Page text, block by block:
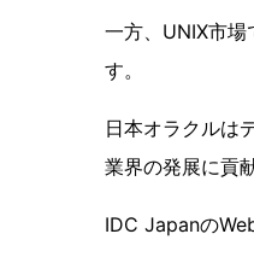
一方、UNIX市場
す。
日本オラクルは
業界の発展に貢
IDC Japanの